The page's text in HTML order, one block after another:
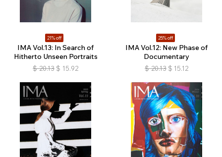
21% off
IMA Vol.13: In Search of
Hitherto Unseen Portraits
$ 20.13 $ 15.92
25% off
IMA Vol.12: New Phase of
Documentary
$ 20.13 $ 15.12